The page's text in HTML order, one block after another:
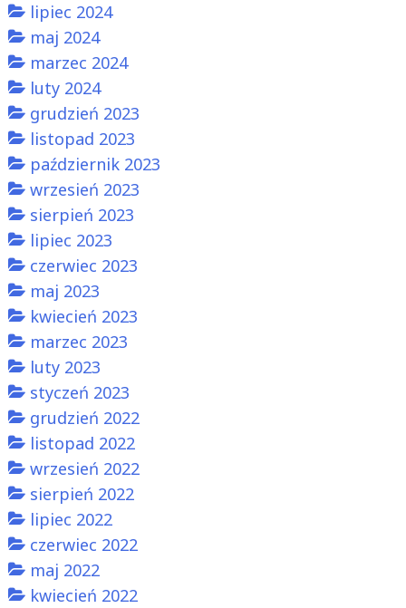
lipiec 2024
maj 2024
marzec 2024
luty 2024
grudzień 2023
listopad 2023
październik 2023
wrzesień 2023
sierpień 2023
lipiec 2023
czerwiec 2023
maj 2023
kwiecień 2023
marzec 2023
luty 2023
styczeń 2023
grudzień 2022
listopad 2022
wrzesień 2022
sierpień 2022
lipiec 2022
czerwiec 2022
maj 2022
kwiecień 2022